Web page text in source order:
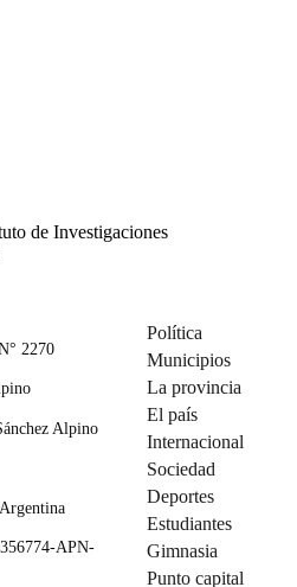
de Investigaciones
2270
Alpino
APN-
Política
Municipios
La provincia
El país
Internacional
Sociedad
Deportes
Estudiantes
Gimnasia
Punto capital